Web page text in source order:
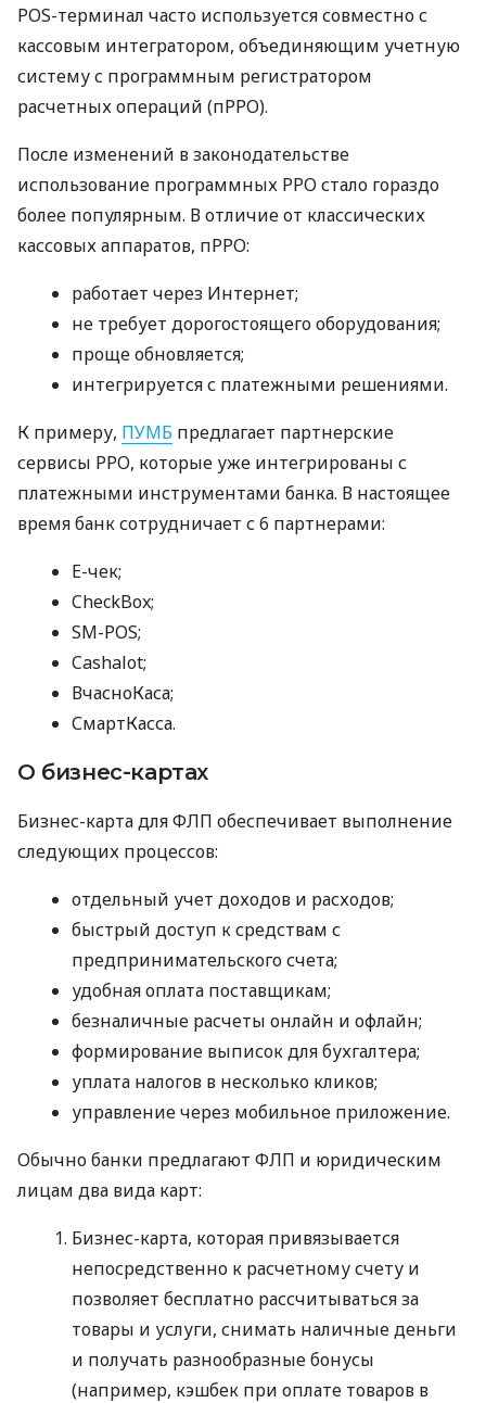
POS-терминал часто используется совместно с
кассовым интегратором, объединяющим учетную
систему с программным регистратором
расчетных операций (пРРО).
После изменений в законодательстве
использование программных РРО стало гораздо
более популярным. В отличие от классических
кассовых аппаратов, пРРО:
работает через Интернет;
не требует дорогостоящего оборудования;
проще обновляется;
интегрируется с платежными решениями.
К примеру, ПУМБ предлагает партнерские
сервисы РРО, которые уже интегрированы с
платежными инструментами банка. В настоящее
время банк сотрудничает с 6 партнерами:
E-чек;
CheckBox;
SM-POS;
Cashalot;
ВчасноКаса;
СмартКасса.
О бизнес-картах
Бизнес-карта для ФЛП обеспечивает выполнение
следующих процессов:
отдельный учет доходов и расходов;
быстрый доступ к средствам с
предпринимательского счета;
удобная оплата поставщикам;
безналичные расчеты онлайн и офлайн;
формирование выписок для бухгалтера;
уплата налогов в несколько кликов;
управление через мобильное приложение.
Обычно банки предлагают ФЛП и юридическим
лицам два вида карт:
Бизнес-карта, которая привязывается
непосредственно к расчетному счету и
позволяет бесплатно рассчитываться за
товары и услуги, снимать наличные деньги
и получать разнообразные бонусы
(например, кэшбек при оплате товаров в